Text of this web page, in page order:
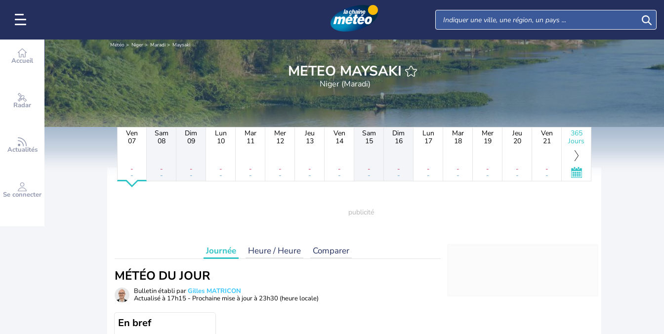
Accueil
Radar
Actualités
Se connecter
Météo Niger Maradi Maysaki
METEO MAYSAKI
Niger (Maradi)
Ven
07
-
-
Sam
08
-
-
Dim
09
-
-
Lun
10
-
-
Mar
11
-
-
Mer
12
-
-
Jeu
13
-
-
Ven
14
-
-
Sam
15
-
-
Dim
16
-
-
Lun
17
-
-
Mar
18
-
-
Mer
19
-
-
Jeu
20
-
-
Ven
21
-
-
365
Jours
Journée Heure / Heure Comparer
MÉTÉO DU JOUR
Bulletin établi parGilles MATRICON
Actualisé à 17h15 - Prochaine mise à jour à 23h30 (heure locale)
En bref